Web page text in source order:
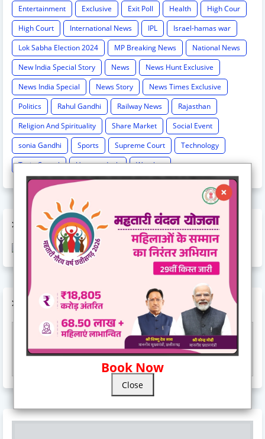
Book Now
Close
Entertainment
Exclusive Exit Poll Health
High Cour
High Court
International News IPL
Israel-hamas war
Lok Sabha Election 2024
MP Breaking News
National News
New India Special Story
News
News Hunt Exclusive
News India Special
News Story
News Times Exclusive
Politics
Rahul Gandhi Railway News
Rajasthan
Religion And Spirituality
Share Market
Social Event
sonia Gandhi
Sports Supreme Court
Technology
Train Cancel
Uttarpradesh Weather
AD CODE
AD CODE
Responsive Advertisement